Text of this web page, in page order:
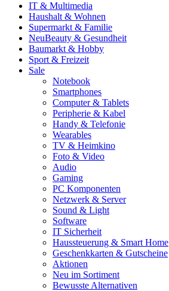
IT & Multimedia
Haushalt & Wohnen
Supermarkt & Familie
NeuBeauty & Gesundheit
Baumarkt & Hobby
Sport & Freizeit
Sale
Notebook
Smartphones
Computer & Tablets
Peripherie & Kabel
Handy & Telefonie
Wearables
TV & Heimkino
Foto & Video
Audio
Gaming
PC Komponenten
Netzwerk & Server
Sound & Light
Software
IT Sicherheit
Haussteuerung & Smart Home
Geschenkkarten & Gutscheine
Aktionen
Neu im Sortiment
Bewusste Alternativen